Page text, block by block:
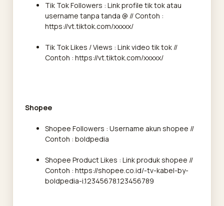
Tik Tok Followers : Link profile tik tok atau
username tanpa tanda @ // Contoh :
https://vt.tiktok.com/xxxxx/
Tik Tok Likes / Views : Link video tik tok //
Contoh : https://vt.tiktok.com/xxxxx/
Shopee
Shopee Followers : Username akun shopee //
Contoh : boldpedia
Shopee Product Likes : Link produk shopee //
Contoh : https://shopee.co.id/-tv-kabel-by-
boldpedia-i.12345678.123456789